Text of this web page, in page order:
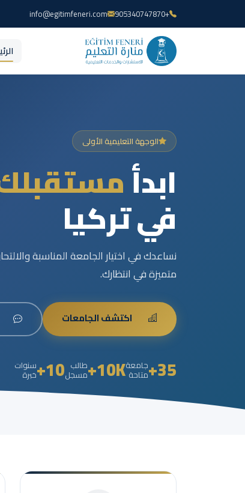
+905340747870
info@egitimfeneri.com
الوجهة التعليمية الأولى
ابدأ
في تركيا
متميزة في انتظارك.
اكتشف الجامعات
35+ جامعة
متاحة 10K+ طالب
مسجل10+ سنوات
خبرة